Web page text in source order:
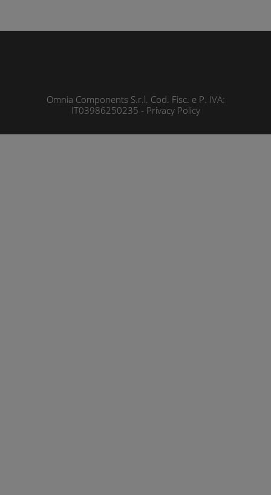
Omnia Components S.r.l. Cod. Fisc. e P. IVA:
IT03986250235 - Privacy Policy